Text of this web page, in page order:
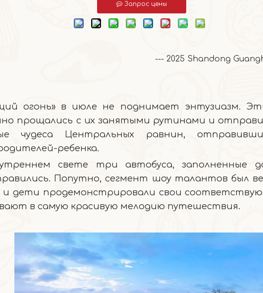
Запрос цены
--- 2025 Shandong
огонь» в июле не поднимает энтузиазм.
прощались с их занятыми рутинами и
чудеса Центральных равнин,
ребенка.
свете три автобуса, заполненные
Попутно, сегмент шоу талантов был
и дети продемонстрировали свои
в самую красивую мелодию путешествия.